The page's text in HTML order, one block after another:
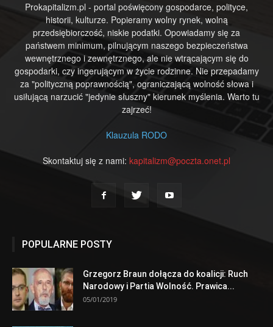
Prokapitalizm.pl - portal poświęcony gospodarce, polityce,
historii, kulturze. Popieramy wolny rynek, wolną
przedsiębiorczość, niskie podatki. Opowiadamy się za
państwem minimum, pilnującym naszego bezpieczeństwa
wewnętrznego i zewnętrznego, ale nie wtrącającym się do
gospodarki, czy ingerującym w życie rodzinne. Nie przepadamy
za "polityczną poprawnością", ograniczającą wolność słowa i
usiłującą narzucić "jedynie słuszny" kierunek myślenia. Warto tu
zajrzeć!
Klauzula RODO
Skontaktuj się z nami: kapitalizm@poczta.onet.pl
POPULARNE POSTY
Grzegorz Braun dołącza do koalicji: Ruch
Narodowy i Partia Wolność. Prawica...
05/01/2019